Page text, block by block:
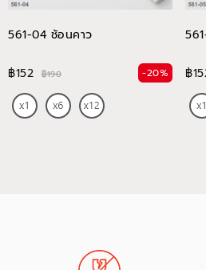
561-04 ช้อนคาว
฿152 ฿190 -20% ฿